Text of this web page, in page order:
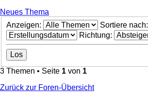
Neues Thema
Anzeigen:
Sortiere nach:
Richtung:
3 Themen • Seite 1 von 1
Zurück zur Foren-Übersicht